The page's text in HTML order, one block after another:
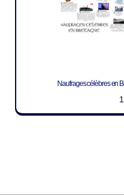
Naufrages célèbres en